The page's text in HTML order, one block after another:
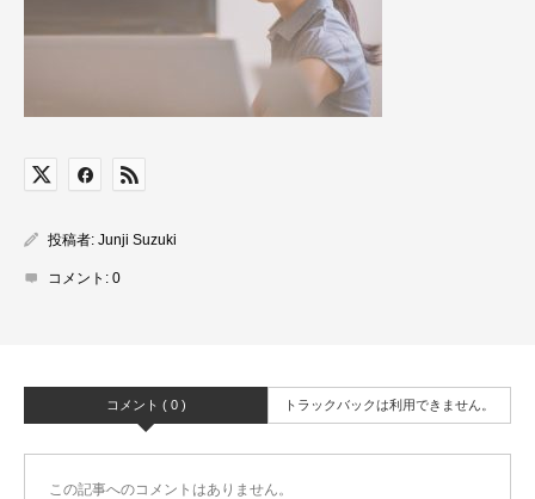
投稿者: Junji Suzuki
コメント: 0
コメント ( 0 ) トラックバックは利用できません。
この記事へのコメントはありません。